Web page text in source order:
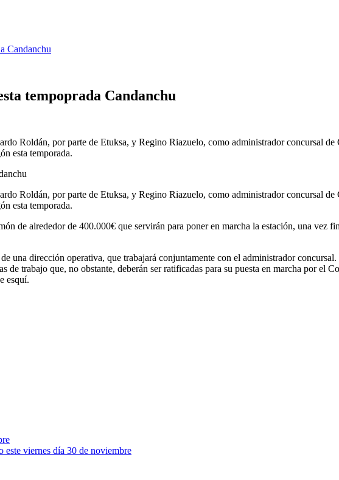
Candanchu
tempoprada Candanchu
Roldán, por parte de Etuksa, y Regino Riazuelo, como administrador concursal
esta temporada.
Roldán, por parte de Etuksa, y Regino Riazuelo, como administrador concursal
esta temporada.
de alrededor de 400.000€ que servirán para poner en marcha la estación, una vez
una dirección operativa, que trabajará conjuntamente con el administrador
de trabajo que, no obstante, deberán ser ratificadas para su puesta en marcha por el
esquí.
este viernes día 30 de noviembre